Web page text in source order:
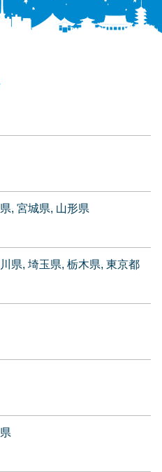
宮城県 山形県
県 埼玉県 栃木県 東京都